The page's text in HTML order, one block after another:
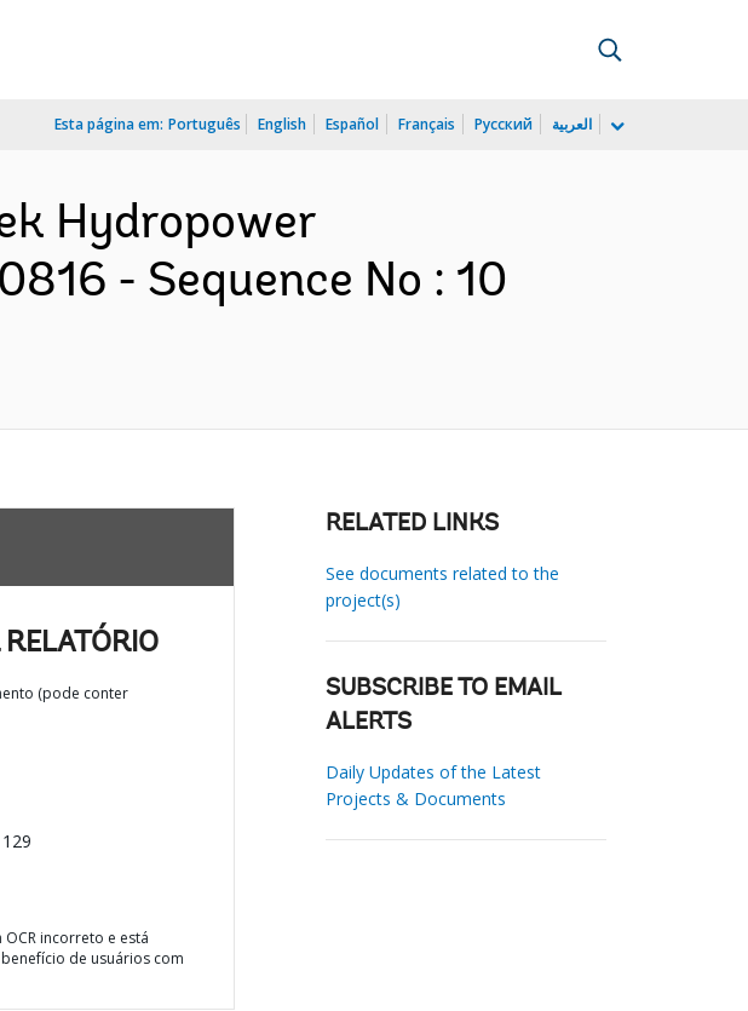
Esta página em: Português English Español Français Русский العربية
Hydropower
- Sequence No : 10
(pode conter
incorreto e está
de usuários com
RELATED LINKS
See documents related to the
project(s)
SUBSCRIBE TO EMAIL
ALERTS
Daily Updates of the Latest
Projects & Documents